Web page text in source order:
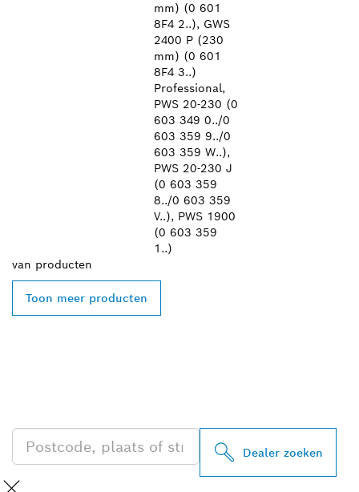
mm) (0 601
8F4 2..), GWS
2400 P (230
mm) (0 601
8F4 3..)
Professional,
PWS 20-230 (0
603 349 0../0
603 359 9../0
603 359 W..),
PWS 20-230 J
(0 603 359
8../0 603 359
V..), PWS 1900
(0 603 359
1..)
van producten
Toon meer producten
Dealer zoeken